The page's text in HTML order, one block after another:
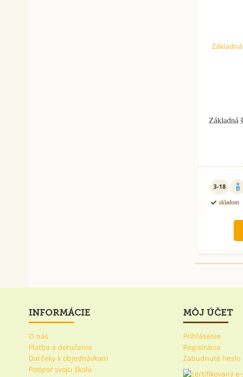
Základná
3-18
skladom
INFORMÁCIE
O nás
Platba a doručenie
Darčeky k objednávkam
Podpor svoju školu
MÔJ ÚČET
Prihlásenie
Registrácia
Zabudnuté heslo